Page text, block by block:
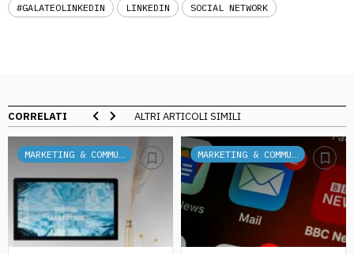
#GALATEOLINKEDIN LINKEDIN SOCIAL NETWORK
CORRELATI ALTRI ARTICOLI SIMILI